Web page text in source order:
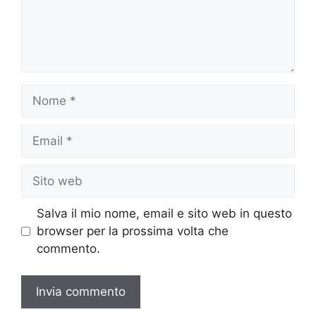
web
Salva il mio nome, email e sito web in questo
browser per la prossima volta che
commento.